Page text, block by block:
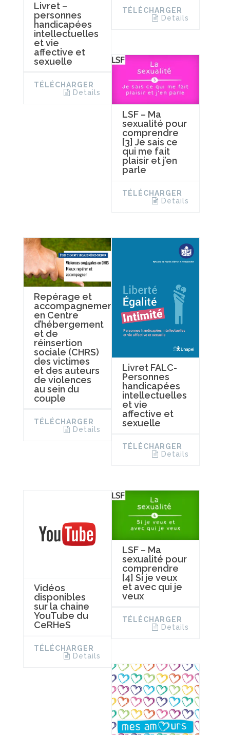
Livret –
personnes
handicapées
intellectuelles
et vie
affective et
sexuelle
TÉLÉCHARGER
Details
TÉLÉCHARGER
Details
LSF – Ma
sexualité pour
comprendre
[3] Je sais ce
qui me fait
plaisir et j’en
parle
TÉLÉCHARGER
Details
Repérage et
accompagnement
en Centre
d’hébergement
et de
réinsertion
sociale (CHRS)
des victimes
et des auteurs
de violences
au sein du
couple
TÉLÉCHARGER
Details
Livret FALC-
Personnes
handicapées
intellectuelles
et vie
affective et
sexuelle
TÉLÉCHARGER
Details
Vidéos
disponibles
sur la chaine
YouTube du
CeRHeS
TÉLÉCHARGER
Details
LSF – Ma
sexualité pour
comprendre
[4] Si je veux
et avec qui je
veux
TÉLÉCHARGER
Details